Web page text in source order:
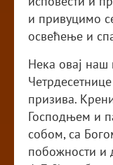
и привуцимо
освећење и
Нека овај наш
призива.
Господњем и
собом, са
побожности и